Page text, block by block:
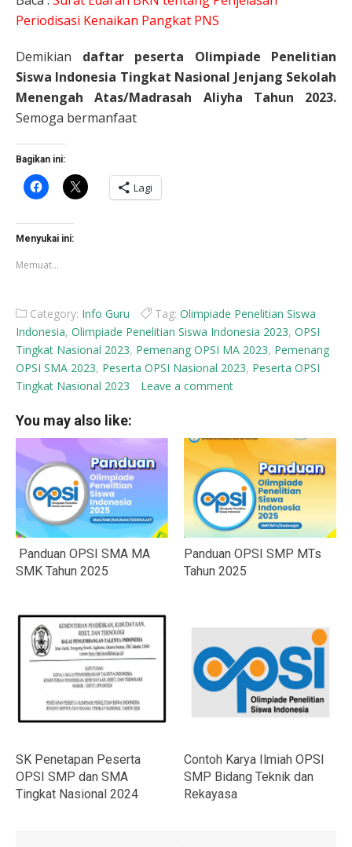
Periodisasi Kenaikan Pangkat PNS
Demikian daftar peserta Olimpiade Penelitian
Siswa Indonesia Tingkat Nasional Jenjang Sekolah
Menengah Atas/Madrasah Aliyha Tahun 2023.
Semoga bermanfaat
Bagikan ini:
Klik
untuk
Facebook(Membuka
di
jendela
baru)
Klik
untuk
berbagi
Lagi
Menyukai ini:
Memuat...
Category: Info Guru Tag: Olimpiade Penelitian Siswa
Indonesia, Olimpiade Penelitian Siswa Indonesia 2023, OPSI
Tingkat Nasional 2023, Pemenang OPSI MA 2023, Pemenang
OPSI SMA 2023, Peserta OPSI Nasional 2023, Peserta OPSI
Tingkat Nasional 2023
Leave a comment
You may also like:
Panduan OPSI SMA MA
SMK Tahun 2025
Panduan OPSI SMP MTs
Tahun 2025
SK Penetapan Peserta
OPSI SMP dan SMA
Tingkat Nasional 2024
Contoh Karya Ilmiah OPSI
SMP Bidang Teknik dan
Rekayasa